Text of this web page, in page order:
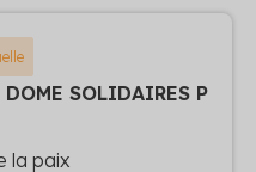
SOLIDAIRES P
la paix